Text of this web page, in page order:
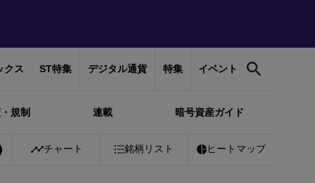
クス ST特集 デジタル通貨 特集 イベント
規制 連載 暗号資産ガイド
Bitcoin ￥10,186,487+0.83% Ethereum ￥300,671
チャート 銘柄リスト ヒートマップ